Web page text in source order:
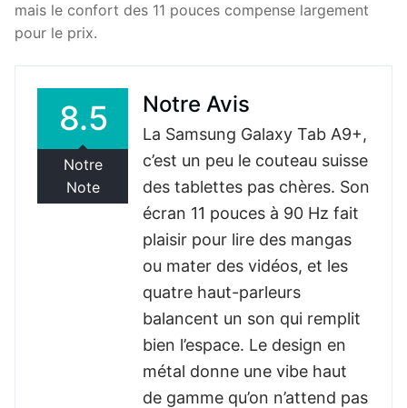
mais le confort des 11 pouces compense largement
pour le prix.
Notre Avis
La Samsung Galaxy Tab A9+,
c’est un peu le couteau suisse
des tablettes pas chères. Son
écran 11 pouces à 90 Hz fait
plaisir pour lire des mangas
ou mater des vidéos, et les
quatre haut-parleurs
balancent un son qui remplit
bien l’espace. Le design en
métal donne une vibe haut
de gamme qu’on n’attend pas
8.5
Notre
Note